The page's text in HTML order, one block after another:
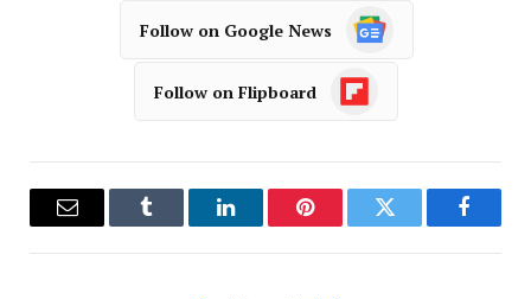
Follow on Google News
Follow on Flipboard
فيسبوك تويتر بينتيريستلينكدإن Tumblr
البريد